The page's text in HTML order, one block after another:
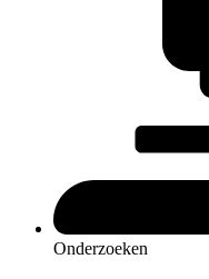
Onderzoeken